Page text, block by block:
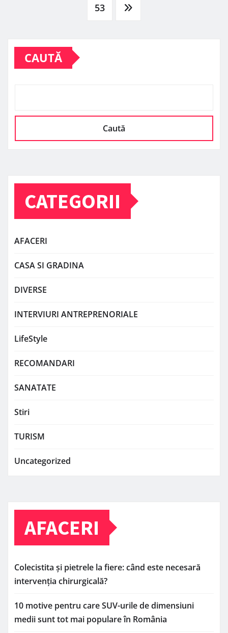
53
CAUTĂ
Caută
CATEGORII
AFACERI
CASA SI GRADINA
DIVERSE
INTERVIURI ANTREPRENORIALE
LifeStyle
RECOMANDARI
SANATATE
Stiri
TURISM
Uncategorized
AFACERI
Colecistita și pietrele la fiere: când este necesară
intervenția chirurgicală?
10 motive pentru care SUV-urile de dimensiuni
medii sunt tot mai populare în România